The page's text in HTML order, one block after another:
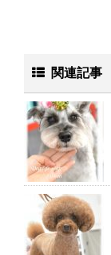
関連記事